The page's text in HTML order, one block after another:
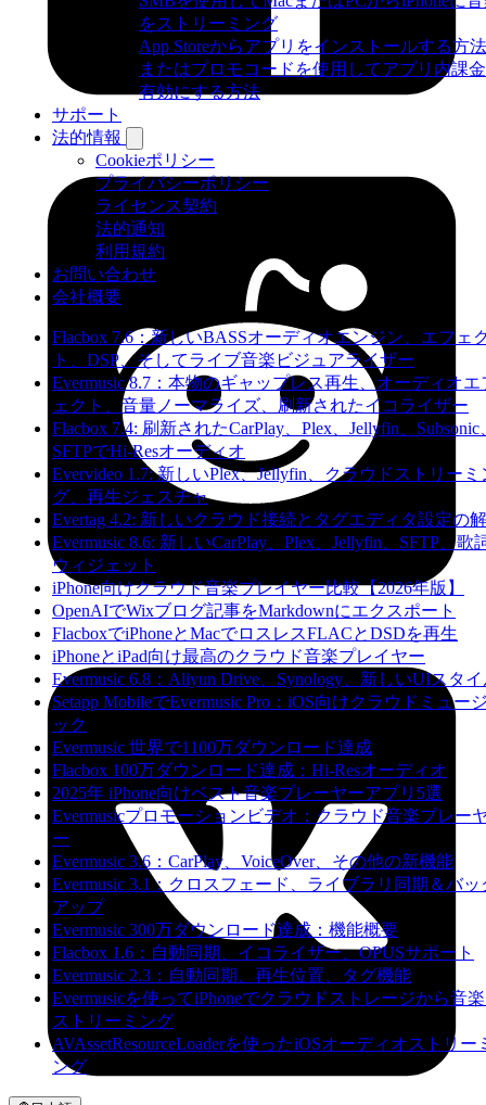
をストリーミング
App Storeからアプリをインストールする方
またはプロモコードを使用してアプリ内課
有効にする方法
サポート
法的情報
Cookieポリシー
プライバシーポリシー
ライセンス契約
法的通知
利用規約
お問い合わせ
会社概要
Flacbox 7.6：新しいBASSオーディオエンジン、エフェ
ト、DSP、そしてライブ音楽ビジュアライザー
Evermusic 8.7：本物のギャップレス再生、オーディオエ
ェクト、音量ノーマライズ、刷新されたイコライザー
Flacbox 7.4: 刷新されたCarPlay、Plex、Jellyfin、Subsonic
SFTPでHi-Resオーディオ
Evervideo 1.7: 新しいPlex、Jellyfin、クラウドストリーミ
グ、再生ジェスチャ
Evertag 4.2: 新しいクラウド接続とタグエディタ設定の
Evermusic 8.6: 新しいCarPlay、Plex、Jellyfin、SFTP、歌
ウィジェット
iPhone向けクラウド音楽プレイヤー比較【2026年版】
OpenAIでWixブログ記事をMarkdownにエクスポート
FlacboxでiPhoneとMacでロスレスFLACとDSDを再生
iPhoneとiPad向け最高のクラウド音楽プレイヤー
Evermusic 6.8：Aliyun Drive、Synology、新しいUIスタ
Setapp MobileでEvermusic Pro：iOS向けクラウドミュー
ック
Evermusic 世界で1100万ダウンロード達成
Flacbox 100万ダウンロード達成：Hi-Resオーディオ
2025年 iPhone向けベスト音楽プレーヤーアプリ5選
Evermusicプロモーションビデオ：クラウド音楽プレー
ー
Evermusic 3.6：CarPlay、VoiceOver、その他の新機能
Evermusic 3.1：クロスフェード、ライブラリ同期＆バッ
アップ
Evermusic 300万ダウンロード達成：機能概要
Flacbox 1.6：自動同期、イコライザー、OPUSサポート
Evermusic 2.3：自動同期、再生位置、タグ機能
Evermusicを使ってiPhoneでクラウドストレージから音
ストリーミング
AVAssetResourceLoaderを使ったiOSオーディオストリー
ング